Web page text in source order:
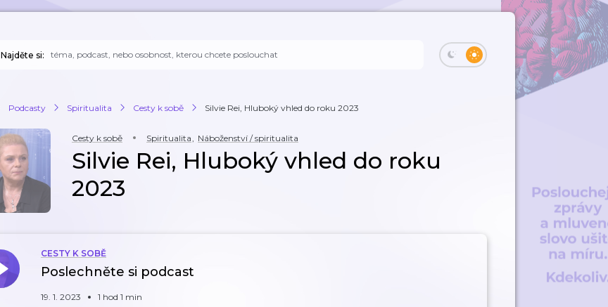
Najděte si:
Podcasty Spiritualita Cesty k sobě Silvie Rei, Hluboký vhled do roku 2023
Cesty k sobě Spiritualita, Náboženství / spiritualita
Silvie Rei, Hluboký vhled do roku
2023
CESTY K SOBĚ
Poslechněte si podcast
19. 1. 2023 1 hod 1 min